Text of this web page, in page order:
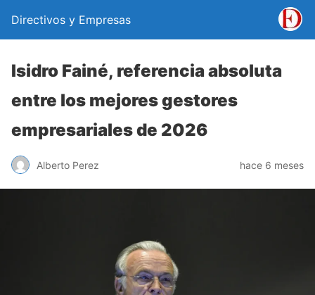
Directivos y Empresas
Isidro Fainé, referencia absoluta
entre los mejores gestores
empresariales de 2026
Alberto Perez hace 6 meses